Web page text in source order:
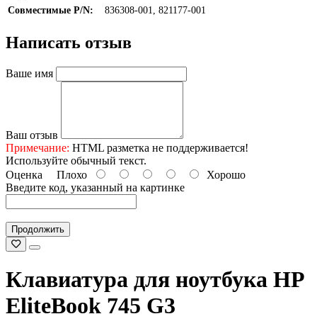
Совместимые P/N: 836308-001, 821177-001
Написать отзыв
Ваше имя
Ваш отзыв
Примечание: HTML разметка не поддерживается!
Используйте обычный текст.
Оценка Плохо
Хорошо
Введите код, указанный на картинке
Продолжить
Клавиатура для ноутбука HP
EliteBook 745 G3